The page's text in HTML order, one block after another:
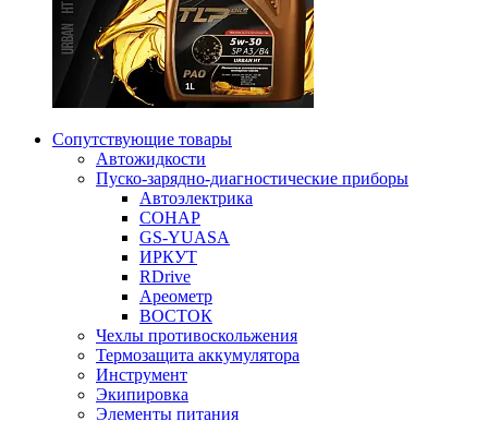
Сопутствующие товары
Автожидкости
Пуско-зарядно-диагностические приборы
Автоэлектрика
СОНАР
GS-YUASA
ИРКУТ
RDrive
Ареометр
ВОСТОК
Чехлы противоскольжения
Термозащита аккумулятора
Инструмент
Экипировка
Элементы питания